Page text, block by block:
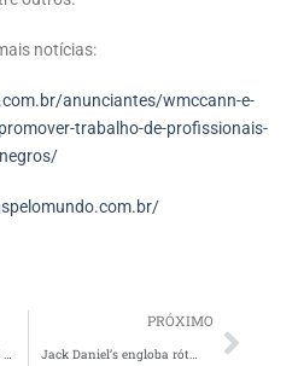
notícias:
anunciantes/wmccann-e-
trabalho-de-profissionais-
negros/
Zé Delivery e vários “Zés” famosos convidam consumidores para Amigo Secreto valendo um ano de bebida
PRÓXIMO
Jack Daniel’s engloba rótulos saborizados em campanha global